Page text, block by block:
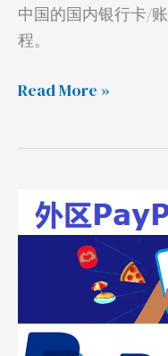
中国的国内银行卡/
程。
Read More »
PayPal
提